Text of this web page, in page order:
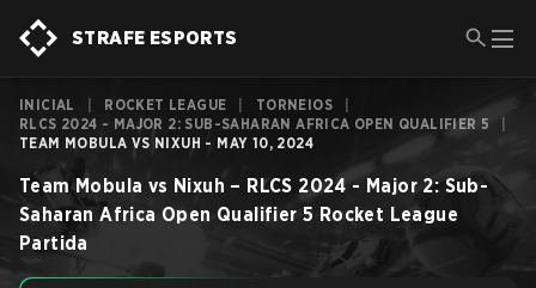
STRAFE ESPORTS
INICIAL ROCKET LEAGUE TORNEIOS
RLCS 2024 - MAJOR 2: SUB-SAHARAN AFRICA OPEN QUALIFIER 5
TEAM MOBULA VS NIXUH - MAY 10, 2024
Team Mobula vs Nixuh – RLCS 2024 - Major 2: Sub-
Saharan Africa Open Qualifier 5 Rocket League
Partida